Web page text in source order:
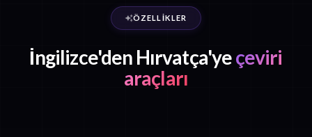
ÖZELLIKLER
İngilizce'den Hırvatça'yeçeviri
araçları